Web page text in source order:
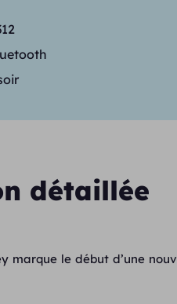
détaillée
marque le début d’une